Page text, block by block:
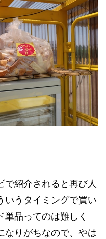
で紹介されると再び人
いうタイミングで買い
品ってのは難しく
なりがちなので、やは